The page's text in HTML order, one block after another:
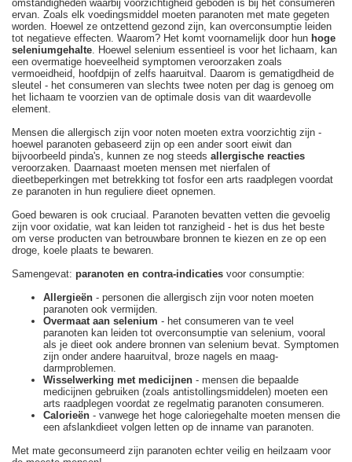
omstandigheden waarbij voorzichtigheid geboden is bij het consumeren
ervan. Zoals elk voedingsmiddel moeten paranoten met mate gegeten
worden. Hoewel ze ontzettend gezond zijn, kan overconsumptie leiden
tot negatieve effecten. Waarom? Het komt voornamelijk door hun hoge
seleniumgehalte. Hoewel selenium essentieel is voor het lichaam, kan
een overmatige hoeveelheid symptomen veroorzaken zoals
vermoeidheid, hoofdpijn of zelfs haaruitval. Daarom is gematigdheid de
sleutel - het consumeren van slechts twee noten per dag is genoeg om
het lichaam te voorzien van de optimale dosis van dit waardevolle
element.
Mensen die allergisch zijn voor noten moeten extra voorzichtig zijn -
hoewel paranoten gebaseerd zijn op een ander soort eiwit dan
bijvoorbeeld pinda's, kunnen ze nog steeds allergische reacties
veroorzaken. Daarnaast moeten mensen met nierfalen of
dieetbeperkingen met betrekking tot fosfor een arts raadplegen voordat
ze paranoten in hun reguliere dieet opnemen.
Goed bewaren is ook cruciaal. Paranoten bevatten vetten die gevoelig
zijn voor oxidatie, wat kan leiden tot ranzigheid - het is dus het beste
om verse producten van betrouwbare bronnen te kiezen en ze op een
droge, koele plaats te bewaren.
Samengevat: paranoten en contra-indicaties voor consumptie:
Allergieën - personen die allergisch zijn voor noten moeten
paranoten ook vermijden.
Overmaat aan selenium - het consumeren van te veel
paranoten kan leiden tot overconsumptie van selenium, vooral
als je dieet ook andere bronnen van selenium bevat. Symptomen
zijn onder andere haaruitval, broze nagels en maag-
darmproblemen.
Wisselwerking met medicijnen - mensen die bepaalde
medicijnen gebruiken (zoals antistollingsmiddelen) moeten een
arts raadplegen voordat ze regelmatig paranoten consumeren.
Calorieën - vanwege het hoge caloriegehalte moeten mensen die
een afslankdieet volgen letten op de inname van paranoten.
Met mate geconsumeerd zijn paranoten echter veilig en heilzaam voor